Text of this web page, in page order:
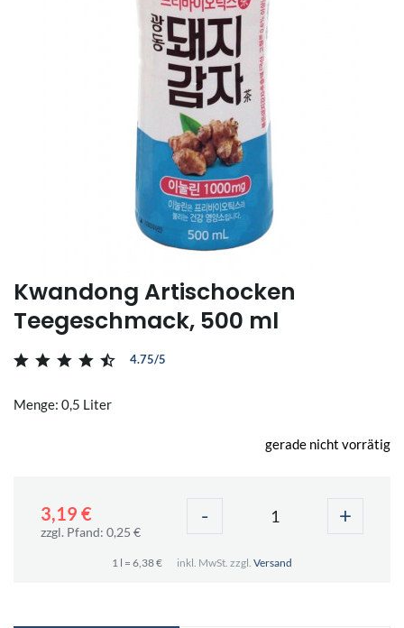
Kwandong Artischocken
Teegeschmack, 500 ml
4.75/5
Menge: 0,5 Liter
gerade nicht vorrätig
3,19 €
zzgl. Pfand: 0,25 €
- +
1 l = 6,38 € inkl. MwSt. zzgl. Versand